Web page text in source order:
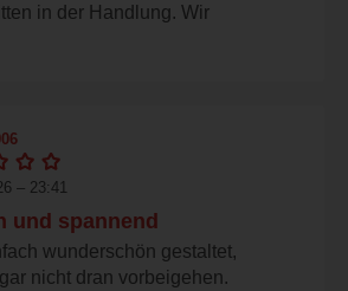
in der Handlung. Wir
– 23:41
und spannend
wunderschön gestaltet,
nicht dran vorbeigehen.